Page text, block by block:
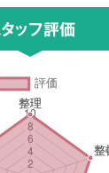
ッフ評価